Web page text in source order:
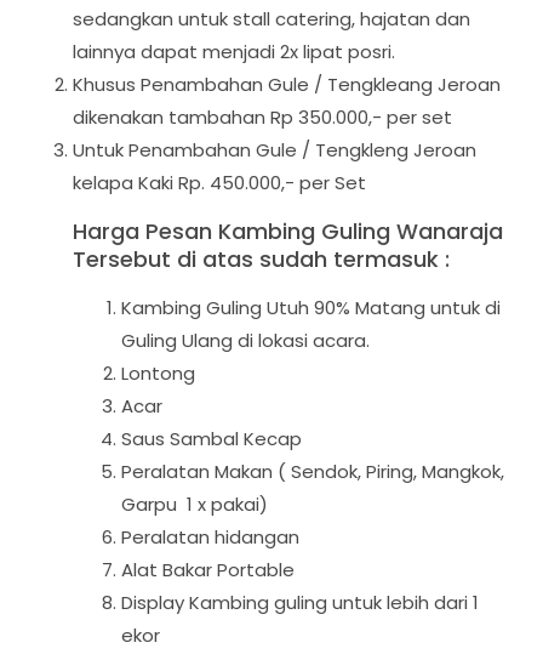
sedangkan untuk stall catering, hajatan dan
lainnya dapat menjadi 2x lipat posri.
Khusus Penambahan Gule / Tengkleang Jeroan
dikenakan tambahan Rp 350.000,- per set
Untuk Penambahan Gule / Tengkleng Jeroan
kelapa Kaki Rp. 450.000,- per Set
Harga Pesan Kambing Guling Wanaraja
Tersebut di atas sudah termasuk :
Kambing Guling Utuh 90% Matang untuk di
Guling Ulang di lokasi acara.
Lontong
Acar
Saus Sambal Kecap
Peralatan Makan ( Sendok, Piring, Mangkok,
Garpu 1 x pakai)
Peralatan hidangan
Alat Bakar Portable
Display Kambing guling untuk lebih dari 1
ekor